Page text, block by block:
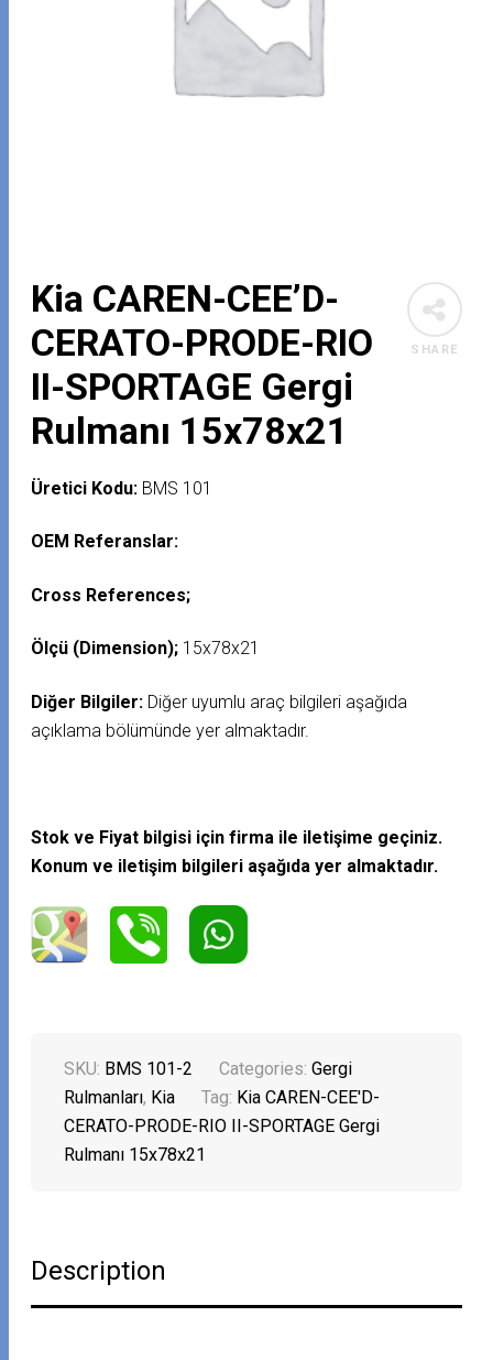
SHARE
Kia CAREN-CEE’D-
CERATO-PRODE-RIO
II-SPORTAGE Gergi
Rulmanı 15x78x21
Üretici Kodu: BMS 101
OEM Referanslar:
Cross References;
Ölçü (Dimension); 15x78x21
Diğer Bilgiler: Diğer uyumlu araç bilgileri aşağıda
açıklama bölümünde yer almaktadır.
Stok ve Fiyat bilgisi için firma ile iletişime geçiniz.
Konum ve iletişim bilgileri aşağıda yer almaktadır.
SKU: BMS 101-2 Categories:Gergi
Rulmanları, Kia Tag: Kia CAREN-CEE'D-
CERATO-PRODE-RIO II-SPORTAGE Gergi
Rulmanı 15x78x21
Description